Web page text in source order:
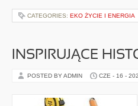
CATEGORIES: EKO ŻYCIE I ENERGIA
INSPIRUJĄCE
POSTED BY ADMIN CZE - 16 -